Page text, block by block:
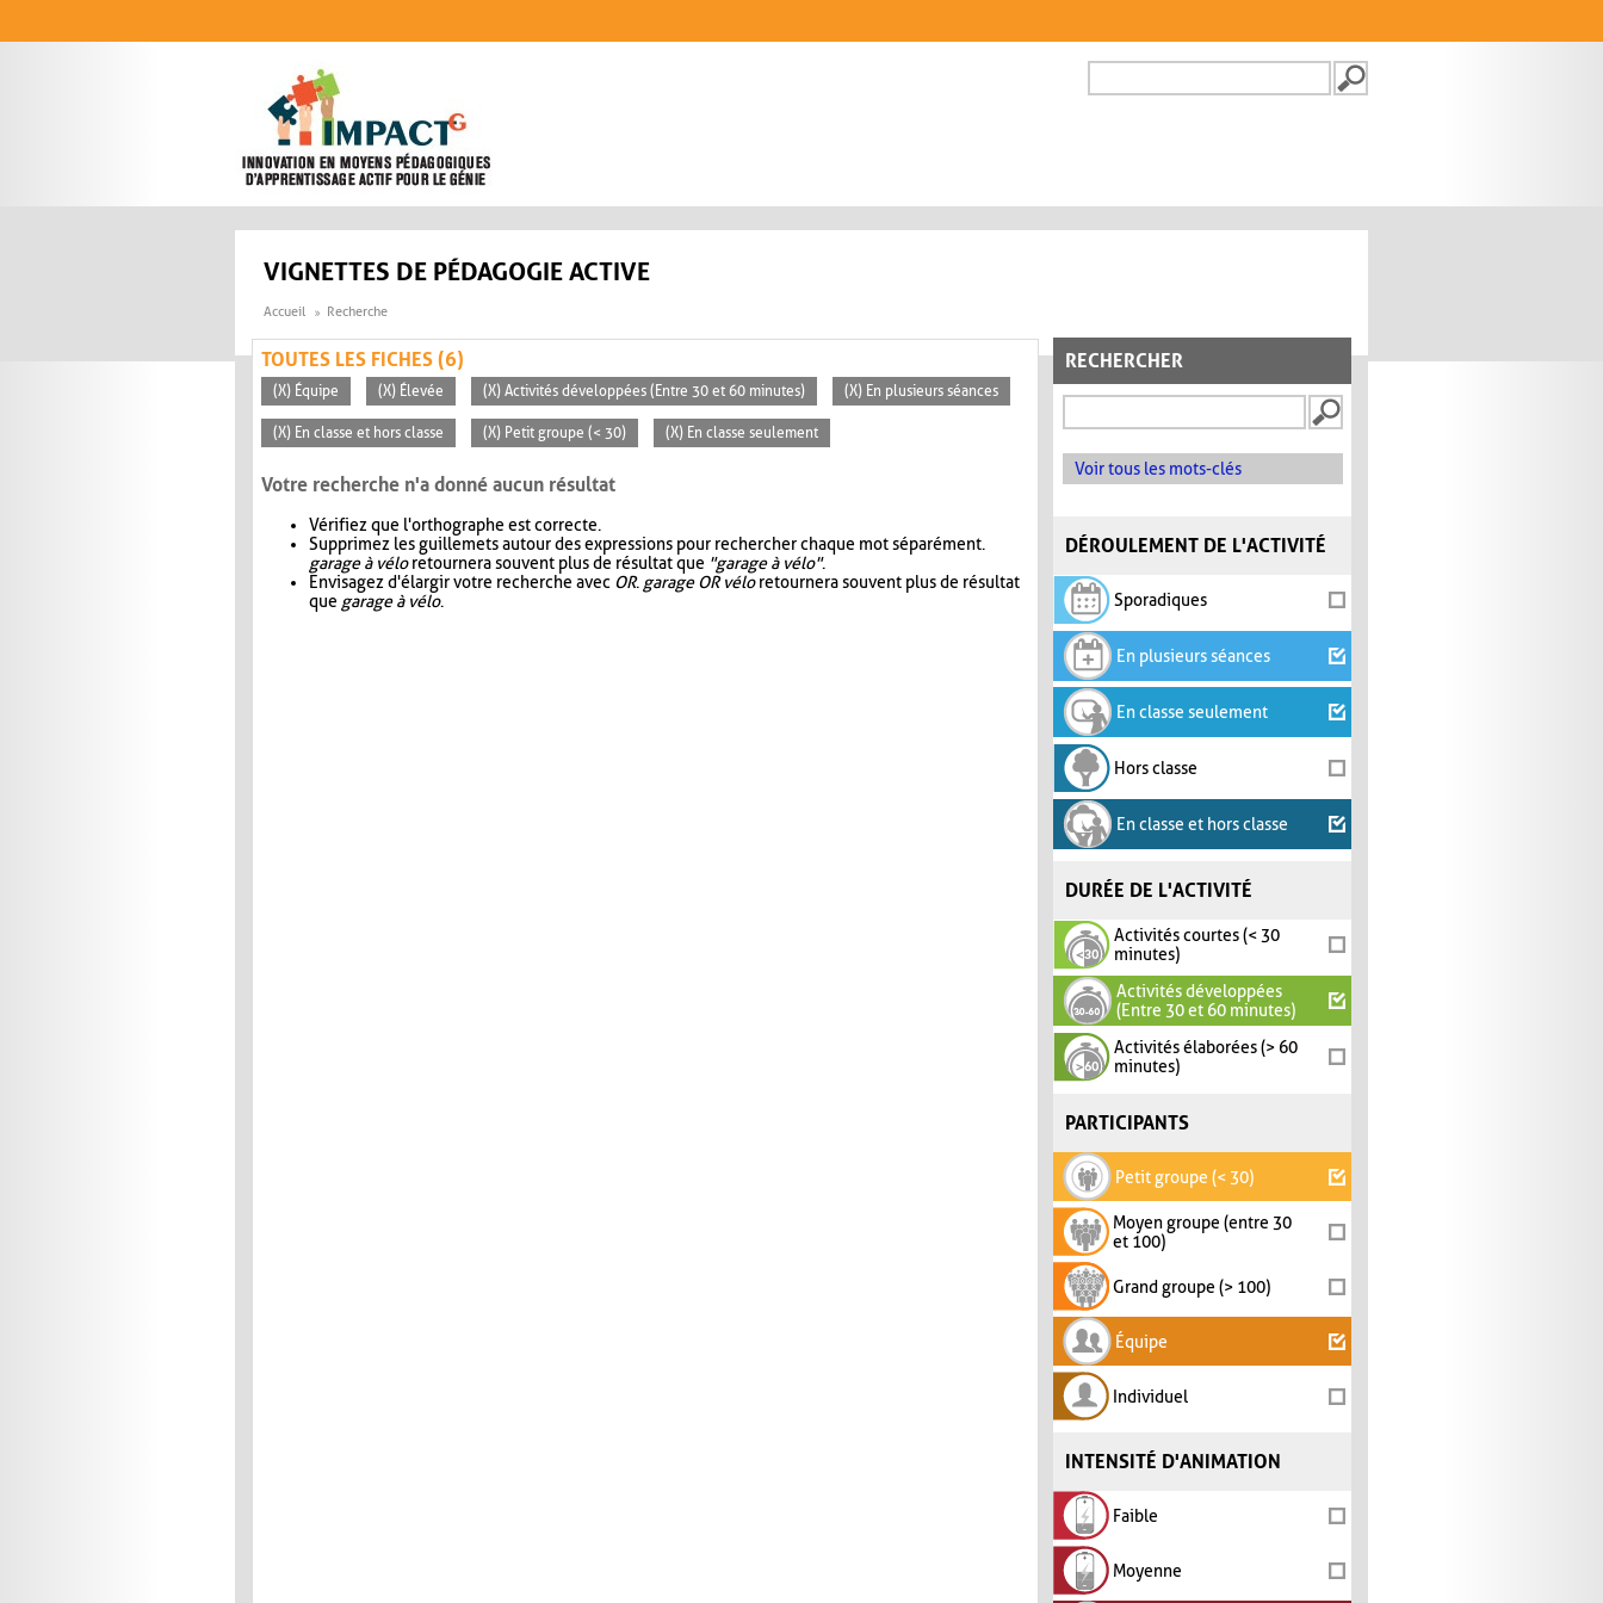
FORMULAIRE DE
VIGNETTES DE PÉDAGOGIE ACTIVE
Accueil Recherche
RECHERCHER
Voir tous les mots-clés
DÉROULEMENT DE L'ACTIVITÉ
Sporadiques
En plusieurs séances
En classe seulement
Hors classe
En classe et hors classe
DURÉE DE L'ACTIVITÉ
Activités courtes (< 30
minutes)
Activités développées
(Entre 30 et 60 minutes)
Activités élaborées (> 60
minutes)
PARTICIPANTS
Petit groupe (< 30)
Moyen groupe (entre 30
et 100)
Grand groupe (> 100)
Équipe
Individuel
INTENSITÉ D'ANIMATION
Faible
Moyenne
TOUTES LES FICHES (6)
(X) Équipe (X) Élevée (X) Activités développées (Entre 30 et 60 minutes) (X) En plusieurs séances
(X) En classe et hors classe (X) Petit groupe (< 30) (X) En classe seulement
Votre recherche n'a donné aucun résultat
Vérifiez que l'orthographe est correcte.
Supprimez les guillemets autour des expressions pour rechercher chaque mot séparément.
garage à véloretournera souvent plus de résultat que "garage à vélo".
Envisagez d'élargir votre recherche avec OR. garage OR véloretournera souvent plus de résultat
que garage à vélo.